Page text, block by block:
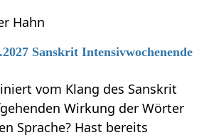
Hahn
Sanskrit Intensivwochenende
vom Klang des Sanskrit
Wirkung der Wörter
Sprache? Hast bereits